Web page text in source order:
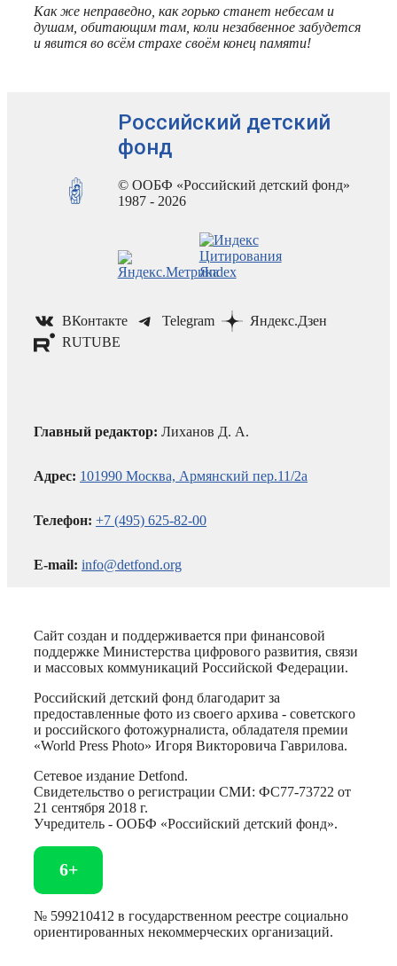
Как же неправедно, как горько станет небесам и
душам, обитающим там, коли незабвенное забудется
и явится во всём страхе своём конец памяти!
Российский детский
фонд
© ООБФ «Российский детский фонд»
1987 - 2026
ВКонтакте Telegram
Яндекс.Дзен
RUTUBE
Главный редактор: Лиханов Д. А.
Адрес: 101990 Москва, Армянский пер.11/2а
Телефон: +7 (495) 625-82-00
E-mail: info@detfond.org
Сайт создан и поддерживается при финансовой
поддержке Министерства цифрового развития, связи
и массовых коммуникаций Российской Федерации.
Российский детский фонд благодарит за
предоставленные фото из своего архива - советского
и российского фотожурналиста, обладателя премии
«World Press Photo» Игоря Викторовича Гаврилова.
Сетевое издание Detfond.
Свидетельство о регистрации СМИ: ФС77-73722 от
21 сентября 2018 г.
Учредитель - ООБФ «Российский детский фонд».
6+
№ 599210412 в государственном реестре социально
ориентированных некоммерческих организаций.